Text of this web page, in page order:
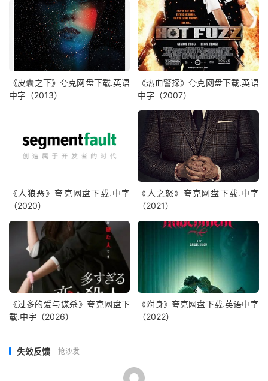
《皮囊之下》夸克网盘下载.英语
中字（2013）
《热血警探》夸克网盘下载.英语
中字（2007）
《人狼恶》夸克网盘下载.中字
（2020）
《人之怒》夸克网盘下载.中字
（2021）
《过多的爱与谋杀》夸克网盘下
载.中字（2026）
《附身》夸克网盘下载.英语中字
（2022）
失效反馈 抢沙发